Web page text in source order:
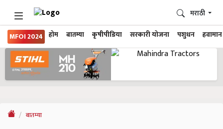
MFOI 2024 होम बातम्या कृषीपीडिया सरकारी योजना पशुधन हवामान
मराठी
बातम्या